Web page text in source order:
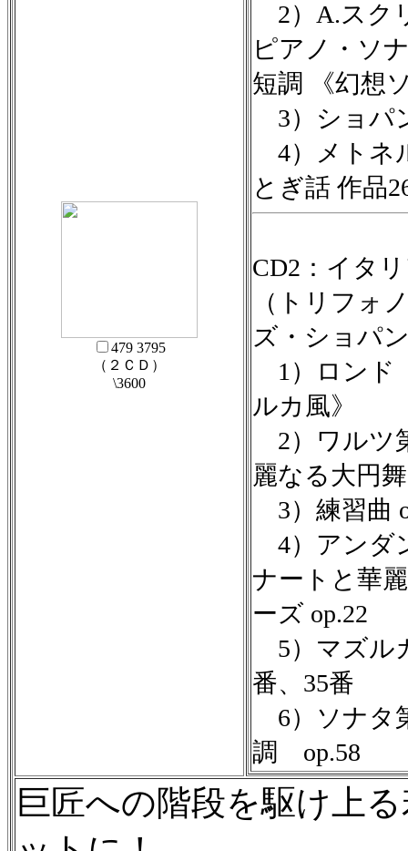
479 3795
（２ＣＤ）
\3600
2）A.スク
ピアノ・ソ
短調 《幻想
3）ショパ
4）メトネ
とぎ話 作品
CD2：イタ
（トリフォ
ズ・ショパ
1）ロンド
ルカ風》
2）ワルツ
麗なる大円
3）練習曲
4）アンダ
ナートと華
ーズ op.22
5）マズル
番、35番
6）ソナタ
調 op.58
巨匠への階段を駆け上